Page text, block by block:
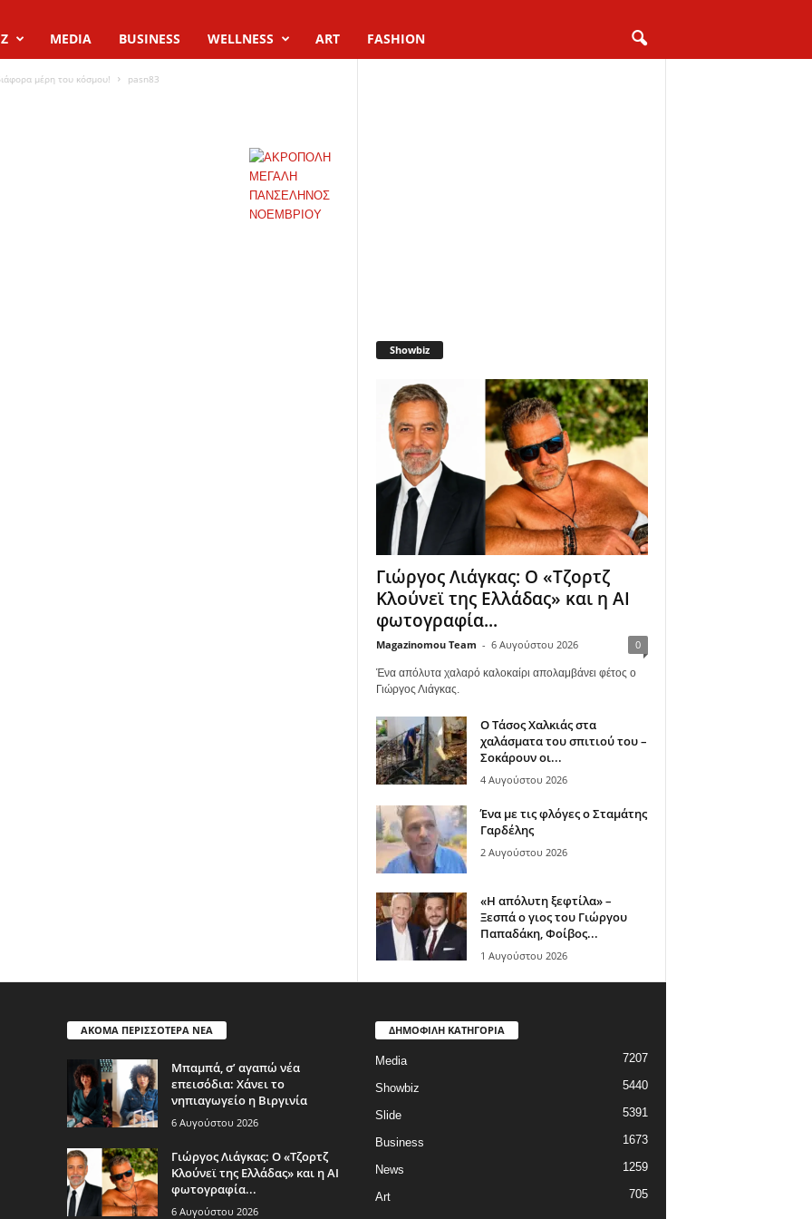
MEDIA BUSINESS WELLNESS ART FASHION
μέρη του κόσμου! pasn83
Showbiz
Γιώργος Λιάγκας: Ο «Τζορτζ
Κλούνεϊ της Ελλάδας» και η AI
φωτογραφία...
Magazinomou Team - 6 Αυγούστου 2026 0
Ένα απόλυτα χαλαρό καλοκαίρι απολαμβάνει φέτος ο
Γιώργος Λιάγκας.
Ο Τάσος Χαλκιάς στα
χαλάσματα του σπιτιού του –
Σοκάρουν οι...
4 Αυγούστου 2026
Ένα με τις φλόγες ο Σταμάτης
Γαρδέλης
2 Αυγούστου 2026
«Η απόλυτη ξεφτίλα» –
Ξεσπά ο γιος του Γιώργου
Παπαδάκη, Φοίβος...
1 Αυγούστου 2026
ΑΚΟΜΑ ΠΕΡΙΣΣΟΤΕΡΑ ΝΕΑ
Μπαμπά, σ’ αγαπώ νέα
επεισόδια: Χάνει το
νηπιαγωγείο η Βιργινία
6 Αυγούστου 2026
Γιώργος Λιάγκας: Ο «Τζορτζ
Κλούνεϊ της Ελλάδας» και η AI
φωτογραφία...
6 Αυγούστου 2026
ΔΗΜΟΦΙΛΗ ΚΑΤΗΓΟΡΙΑ
Media 7207
Showbiz 5440
Slide 5391
Business 1673
News 1259
Art 705